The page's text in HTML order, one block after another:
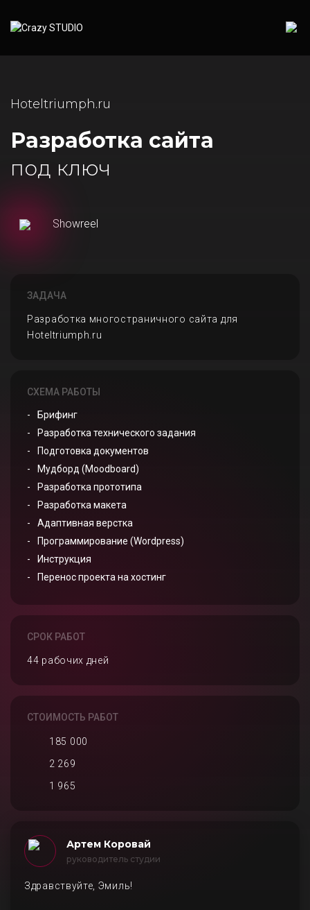
Hoteltriumph.ru
Разработка сайта
под ключ
Showreel
ЗАДАЧА
Разработка многостраничного сайта для
Hoteltriumph.ru
СХЕМА РАБОТЫ
Брифинг
Разработка технического задания
Подготовка документов
Мудборд (Moodboard)
Разработка прототипа
Разработка макета
Адаптивная верстка
Программирование (Wordpress)
Инструкция
Перенос проекта на хостинг
СРОК РАБОТ
44 рабочих дней
СТОИМОСТЬ РАБОТ
185 000
2 269
1 965
Артем Коровай
руководитель студии
Здравствуйте, Эмиль!